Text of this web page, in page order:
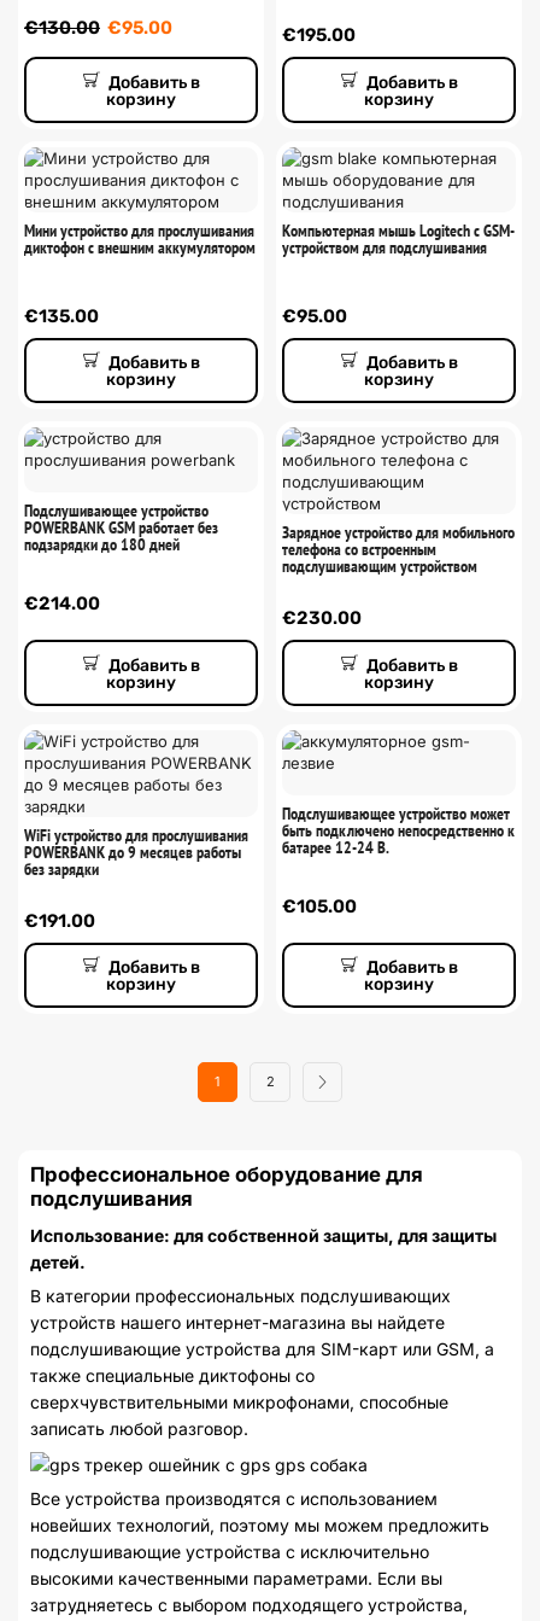
€130.00 €95.00
Добавить в
корзину
€195.00
Добавить в
корзину
Мини устройство для прослушивания
диктофон с внешним аккумулятором
€135.00
Добавить в
корзину
Компьютерная мышь Logitech с GSM-
устройством для подслушивания
€95.00
Добавить в
корзину
Подслушивающее устройство
POWERBANK GSM работает без
подзарядки до 180 дней
€214.00
Добавить в
корзину
Зарядное устройство для мобильного
телефона со встроенным
подслушивающим устройством
€230.00
Добавить в
корзину
WiFi устройство для прослушивания
POWERBANK до 9 месяцев работы
без зарядки
€191.00
Добавить в
корзину
Подслушивающее устройство может
быть подключено непосредственно к
батарее 12-24 В.
€105.00
Добавить в
корзину
1 2
Профессиональное оборудование для
подслушивания
Использование: для собственной защиты, для защиты
детей.
В категории профессиональных подслушивающих
устройств нашего интернет-магазина вы найдете
подслушивающие устройства для SIM-карт или GSM, а
также специальные диктофоны со
сверхчувствительными микрофонами, способные
записать любой разговор.
Все устройства производятся с использованием
новейших технологий, поэтому мы можем предложить
подслушивающие устройства с исключительно
высокими качественными параметрами. Если вы
затрудняетесь с выбором подходящего устройства,